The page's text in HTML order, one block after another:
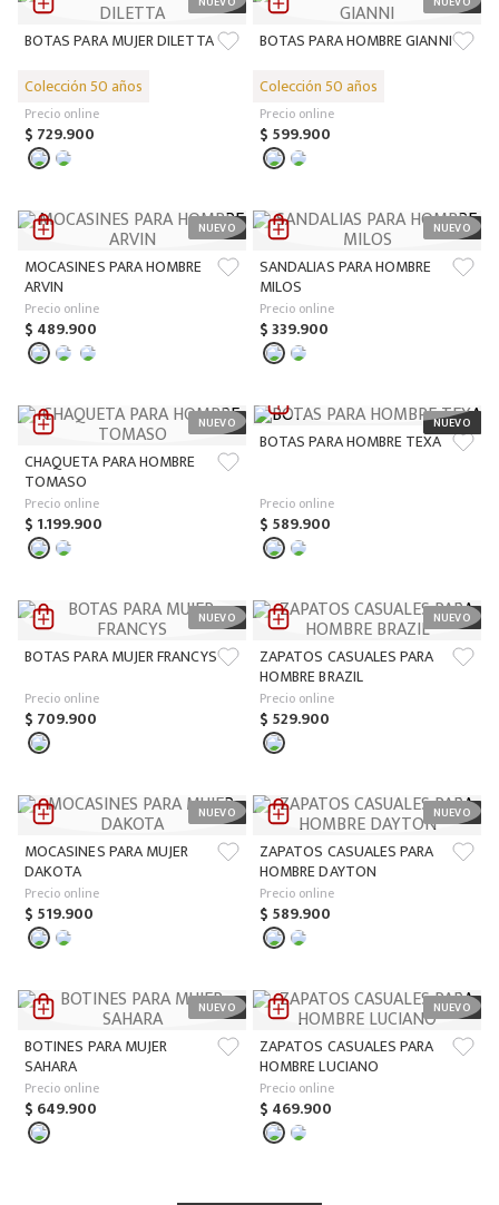
BOTAS PARA MUJER DILETTA
Precio online
$ 729.900
BOTAS PARA HOMBRE GIANNI
Precio online
$ 599.900
MOCASINES PARA HOMBRE
ARVIN
Precio online
$ 489.900
SANDALIAS PARA HOMBRE
MILOS
Precio online
$339.900
CHAQUETA PARA HOMBRE
TOMASO
Precio online
$ 1.199.900
BOTAS PARA HOMBRE TEXA
Precio online
$ 589.900
BOTAS PARA MUJER FRANCYS
Precio online
$ 709.900
ZAPATOS CASUALES PARA
HOMBRE BRAZIL
Precio online
$ 529.900
MOCASINES PARA MUJER
DAKOTA
Precio online
$ 519.900
ZAPATOS CASUALES PARA
HOMBRE DAYTON
Precio online
$ 589.900
BOTINES PARA MUJER
SAHARA
Precio online
$ 649.900
ZAPATOS CASUALES PARA
HOMBRE LUCIANO
Precio online
$ 469.900